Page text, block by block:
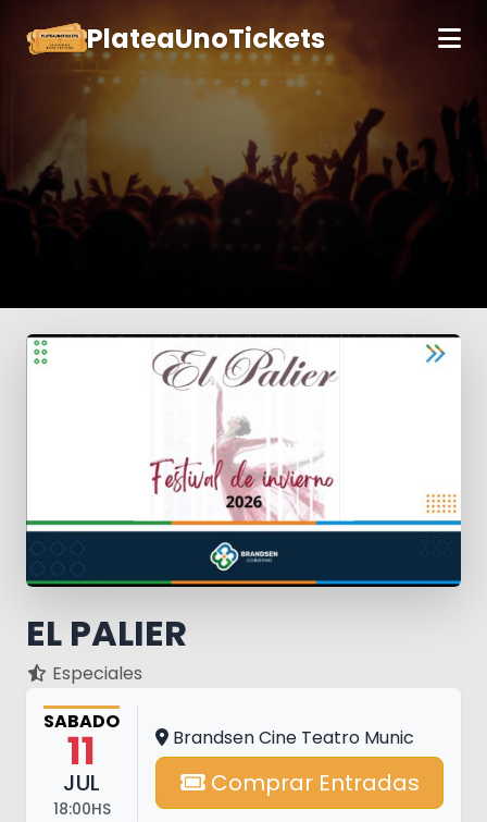
PlateaUnoTickets
EL PALIER
Especiales
SABADO
11
JUL
18:00HS
Brandsen Cine Teatro Munic
Comprar Entradas